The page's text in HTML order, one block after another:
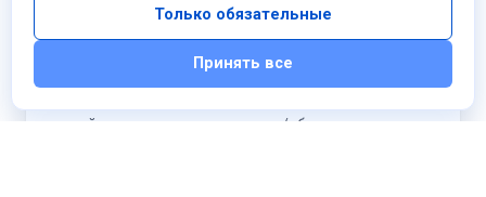
Соглашаюсь
на обработку персональных
Я ознакомлен(а) с условиями предоставления
действуют правила возврата/обмена для
Только обязательные
Принять все